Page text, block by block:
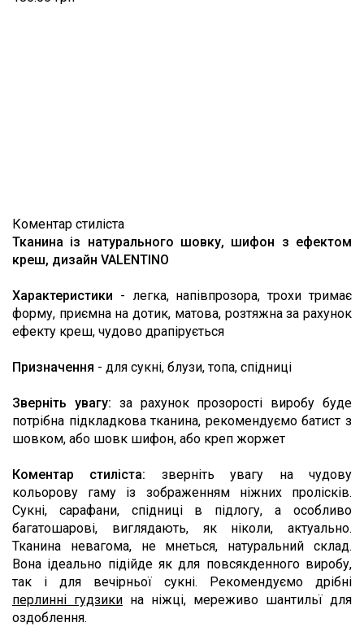
Коментар стиліста
Тканина із натурального шовку, шифон з ефектом
креш, дизайн VALENTINO
Характеристики - легка, напівпрозора, трохи тримає
форму, приємна на дотик, матова, розтяжна за рахунок
ефекту креш, чудово драпірується
Призначення - для сукні, блузи, топа, спідниці
Зверніть увагу: за рахунок прозорості виробу буде
потрібна підкладкова тканина, рекомендуємо батист з
шовком, або шовк шифон, або креп жоржет
Коментар стиліста: зверніть увагу на чудову
кольорову гаму із зображенням ніжних пролісків.
Сукні, сарафани, спідниці в підлогу, а особливо
багатошарові, виглядають, як ніколи, актуально.
Тканина невагома, не мнеться, натуральний склад.
Вона ідеально підійде як для повсякденного виробу,
так і для вечірньої сукні. Рекомендуємо дрібні
перлинні гудзики на ніжці, мереживо шантильї для
оздоблення.